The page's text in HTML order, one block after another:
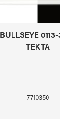
BULLSEYE
TEKTA
7710350